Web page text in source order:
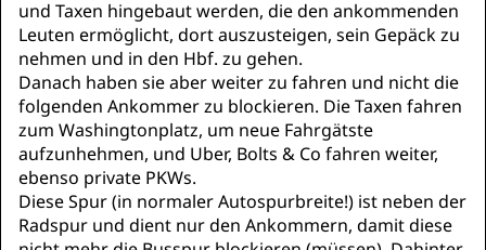
und Taxen hingebaut werden, die den ankommenden
Leuten ermöglicht, dort auszusteigen, sein Gepäck zu
nehmen und in den Hbf. zu gehen.
Danach haben sie aber weiter zu fahren und nicht die
folgenden Ankommer zu blockieren. Die Taxen fahren
zum Washingtonplatz, um neue Fahrgätste
aufzunhehmen, und Uber, Bolts & Co fahren weiter,
ebenso private PKWs.
Diese Spur (in normaler Autospurbreite!) ist neben der
Radspur und dient nur den Ankommern, damit diese